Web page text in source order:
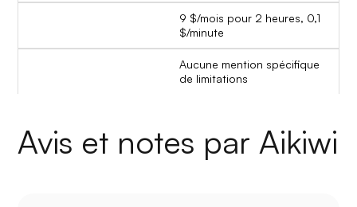
9 $/mois pour 2 heures, 0,1
$/minute
Aucune mention spécifique
de limitations
Avis et notes par Aikiwi